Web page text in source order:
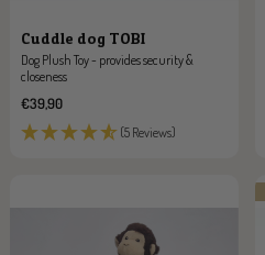
Cuddle dog TOBI
Dog Plush Toy - provides security &
closeness
Sale
price
€39,90
(5 Reviews)